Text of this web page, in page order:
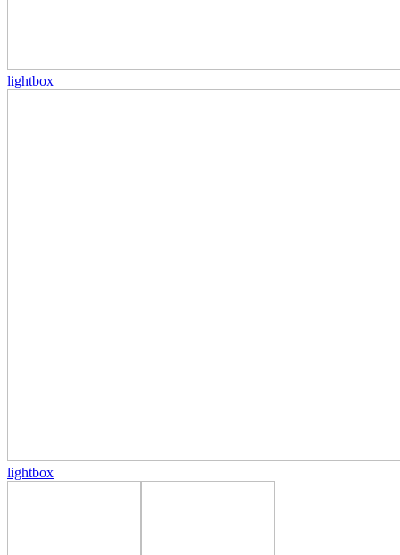
lightbox
lightbox